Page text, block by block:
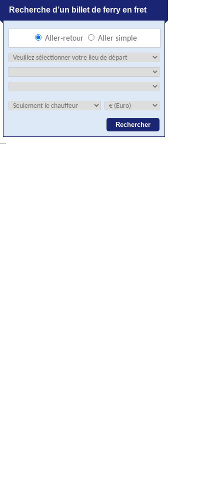
Recherche d’un billet de ferry en fret
Aller-retour Aller simple
...